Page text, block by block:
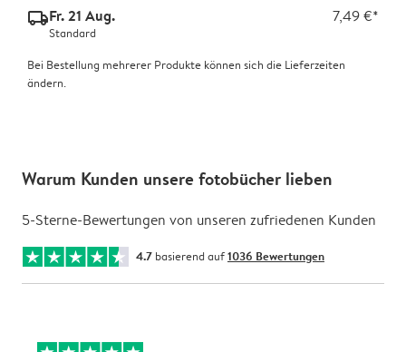
delivery_standard_v2Fr. 21 Aug. 7,49 €*
Standard
Bei Bestellung mehrerer Produkte können sich die Lieferzeiten
ändern.
Warum Kunden unsere fotobücher lieben
5-Sterne-Bewertungen von unseren zufriedenen Kunden
4.7 basierend auf1036 Bewertungen